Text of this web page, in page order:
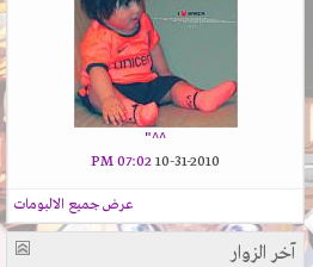
^^"
10-31-2010
07:02 PM
عرض جميع الالبومات
آخر الزوار